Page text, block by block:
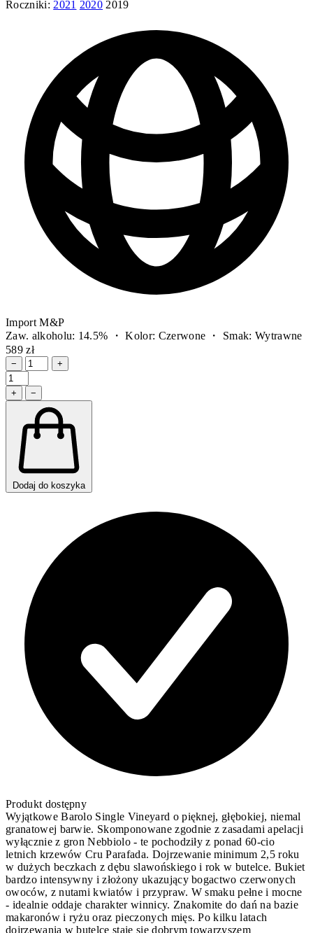
Roczniki: 2021 2020 2019
Import M&P
Zaw. alkoholu: 14.5% ・ Kolor: Czerwone ・ Smak: Wytrawne
589 zł
− +
+ −
Dodaj do koszyka
Produkt dostępny
Wyjątkowe Barolo Single Vineyard o pięknej, głębokiej, niemal
granatowej barwie. Skomponowane zgodnie z zasadami apelacji
wyłącznie z gron Nebbiolo - te pochodziły z ponad 60-cio
letnich krzewów Cru Parafada. Dojrzewanie minimum 2,5 roku
w dużych beczkach z dębu slawońskiego i rok w butelce. Bukiet
bardzo intensywny i złożony ukazujący bogactwo czerwonych
owoców, z nutami kwiatów i przypraw. W smaku pełne i mocne
- idealnie oddaje charakter winnicy. Znakomite do dań na bazie
makaronów i ryżu oraz pieczonych mięs. Po kilku latach
dojrzewania w butelce staje się dobrym towarzyszem